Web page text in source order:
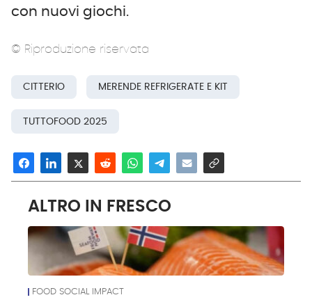
con nuovi giochi.
© Riproduzione riservata
CITTERIO MERENDE REFRIGERATE E KIT
TUTTOFOOD 2025
ALTRO IN FRESCO
FOOD SOCIAL IMPACT